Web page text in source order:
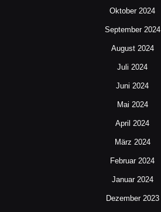
Oktober 2024
September 2024
August 2024
Juli 2024
Juni 2024
Mai 2024
April 2024
März 2024
Februar 2024
Januar 2024
Dezember 2023